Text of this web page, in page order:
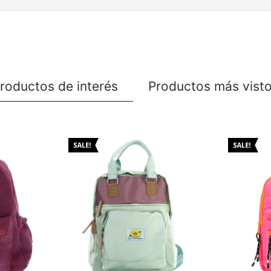
de interés Productos más